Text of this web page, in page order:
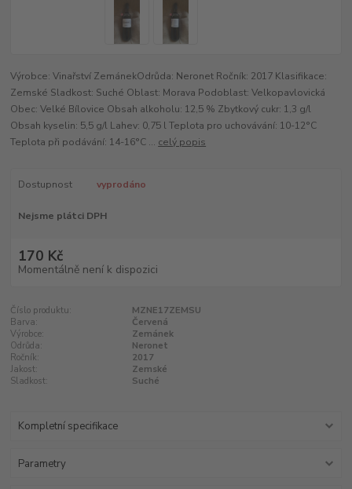
Výrobce: Vinařství ZemánekOdrůda: Neronet Ročník: 2017 Klasifikace:
Zemské Sladkost: Suché Oblast: Morava Podoblast: Velkopavlovická
Obec: Velké Bílovice Obsah alkoholu: 12,5 % Zbytkový cukr: 1,3 g/l
Obsah kyselin: 5,5 g/l Lahev: 0,75 l Teplota pro uchovávání: 10-12°C
Teplota při podávání: 14-16°C ... celý popis
Dostupnost vyprodáno
Nejsme plátci DPH
170 Kč
Momentálně není k dispozici
Číslo produktu:
MZNE17ZEMSU
Barva:
Červená
Výrobce:
Zemánek
Odrůda:
Neronet
Ročník:
2017
Jakost:
Zemské
Sladkost:
Suché
Kompletní specifikace
Parametry